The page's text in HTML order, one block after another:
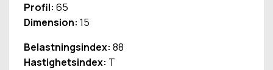
Profil: 65
Dimension: 15
Belastningsindex: 88
Hastighetsindex: T